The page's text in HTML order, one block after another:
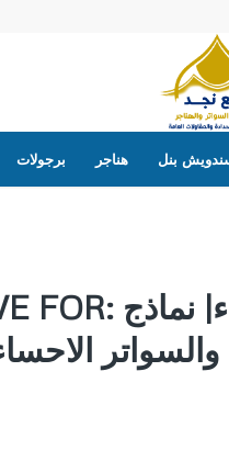
برجولات هناجر بنل
FOR: نماذج